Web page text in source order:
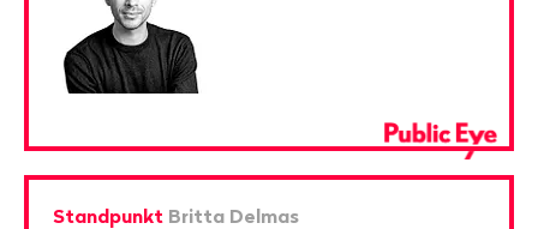
Standpunkt Britta Delmas